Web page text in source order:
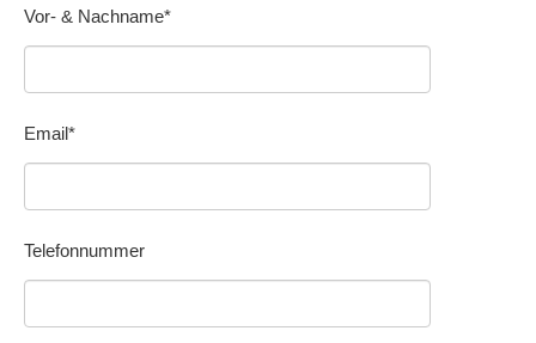
Vor- & Nachname*
Email*
Telefonnummer